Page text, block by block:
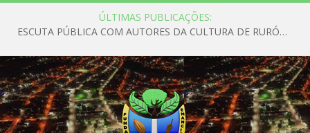
ÚLTIMAS PUBLICAÇÕES:
ESCUTA PÚBLICA COM AUTORES DA CULTURA DE RURÓPOLIS